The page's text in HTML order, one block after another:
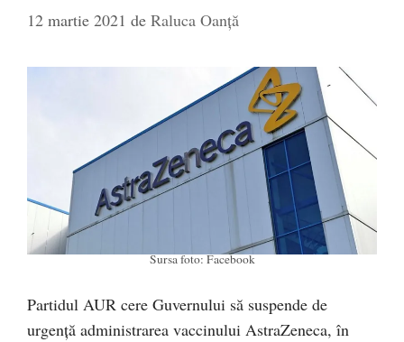
12 martie 2021 de Raluca Oanță
Sursa foto: Facebook
Partidul AUR cere Guvernului să suspende de
urgență administrarea vaccinului AstraZeneca, în